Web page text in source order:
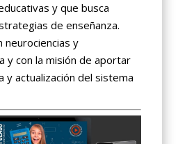
y que busca
de enseñanza.
neurociencias y
y con la misión de aportar
y actualización del sistema